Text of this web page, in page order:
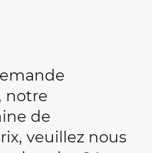
notre
de
veuillez nous